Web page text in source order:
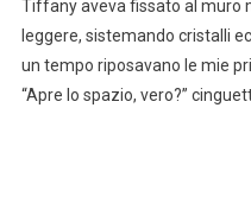
Tiffany aveva fissato al muro
leggere, sistemando cristalli
un tempo riposavano le mie
“Apre lo spazio, vero?”